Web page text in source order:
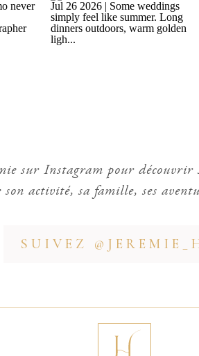
sur Instagram pour découvrir
son activité, sa famille, ses
SUIVEZ